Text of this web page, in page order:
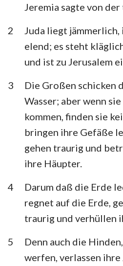
Psalm
Prediger
Jesaja
Daniel
Joel
Obadja
Micha
Habakuk
Haggai
Maleachi
Jeremia sagte von
2
Juda liegt
elend; es steht
und ist zu Jerusalem
3
Die Großen schicken
Wasser; aber wenn
kommen, finden sie
bringen ihre Gefäße
gehen traurig und
ihre Häupter.
4
Darum daß die Erde
regnet auf die Erde,
traurig und verhüllen
5
Denn auch die
werfen, verlassen ihre